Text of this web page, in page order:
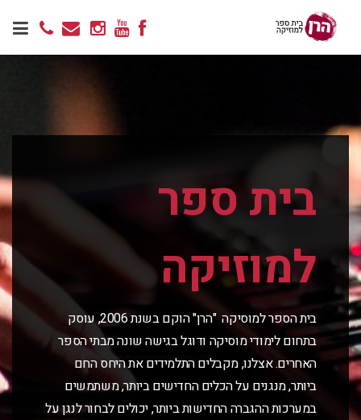
בית ספר
למוזיקה
בית הספר למוסיקה "הרן" הוקם בשנת 2006, עוסק
בתחום לימודי מוסיקה ודוגל בגישה שונה מבתי הספר
האחרים. אצלנו, מקבלים התלמידים את היחס החם
ביותר, מנגנים על הכלים החדישים ביותר, משתמשים
במערכות ההגברה החדישות ביותר, יכולים לבחור לנגן על